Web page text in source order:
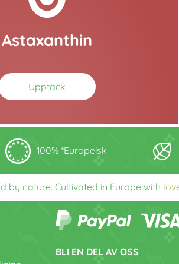
Astaxanthin
Upptäck
100% *Europeisk
by nature. Cultivated in Europe with
BLI EN DEL AV OSS